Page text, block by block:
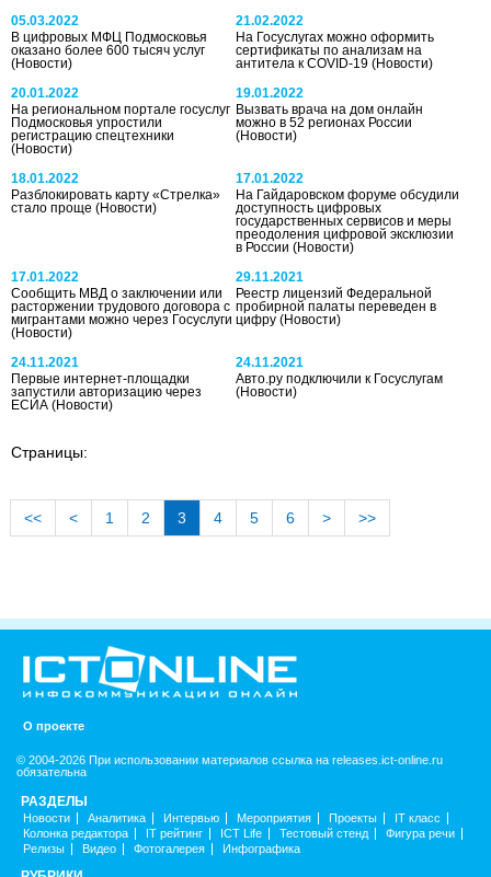
05.03.2022
В цифровых МФЦ Подмосковья
оказано более 600 тысяч услуг
(Новости)
21.02.2022
На Госуслугах можно оформить
сертификаты по анализам на
антитела к COVID-19(Новости)
20.01.2022
На региональном портале госуслуг
Подмосковья упростили
регистрацию спецтехники
(Новости)
19.01.2022
Вызвать врача на дом онлайн
можно в 52 регионах России
(Новости)
18.01.2022
Разблокировать карту «Стрелка»
стало проще (Новости)
17.01.2022
На Гайдаровском форуме обсудили
доступность цифровых
государственных сервисов и меры
преодоления цифровой эксклюзии
в России(Новости)
17.01.2022
Сообщить МВД о заключении или
расторжении трудового договора с
мигрантами можно через Госуслуги
(Новости)
29.11.2021
Реестр лицензий Федеральной
пробирной палаты переведен в
цифру(Новости)
24.11.2021
Первые интернет-площадки
запустили авторизацию через
ЕСИА (Новости)
24.11.2021
Авто.ру подключили к Госуслугам
(Новости)
Страницы:
<< < 1 2 3 4 5 6 > >>
О проекте
© 2004-2026 При использовании материалов ссылка на releases.ict-online.ru
обязательна
РАЗДЕЛЫ
Новости Аналитика Интервью Мероприятия Проекты
IT класс
Колонка редактора
IT рейтинг ICT Life Тестовый стенд
Фигура речи
Релизы
Видео Фотогалерея Инфографика